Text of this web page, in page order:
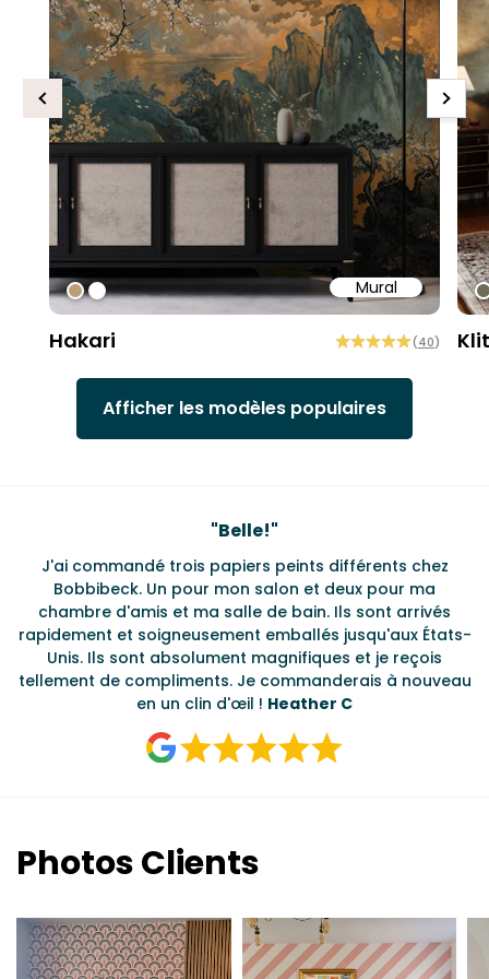
Mural
#bd9e7a
#ffffff
Hakari (40)
Previous Next
Afficher les modèles populaires
"Belle!"
J'ai commandé trois papiers peints différents chez
Bobbibeck. Un pour mon salon et deux pour ma
chambre d'amis et ma salle de bain. Ils sont arrivés
rapidement et soigneusement emballés jusqu'aux États-
Unis. Ils sont absolument magnifiques et je reçois
tellement de compliments. Je commanderais à nouveau
en un clin d'œil ! Heather C
Photos Clients